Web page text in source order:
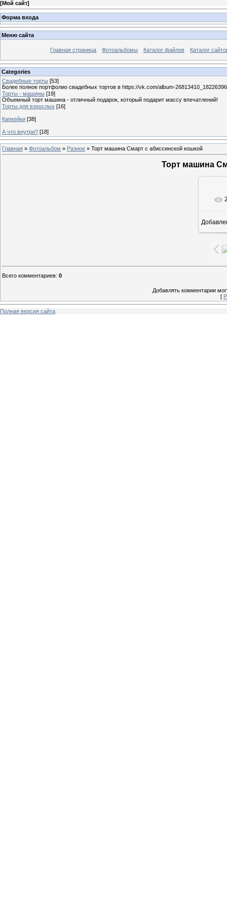
[Мой сайт]
Форма входа
Меню сайта
Главная страница Фотоальбомы Каталог файлов Каталог
Categories
Свадебные торты [53]
Более полное портфолио свадебных тортов в https://vk.com/album-
Торты - машины [19]
Объемный торт машина - отличный подарок, который подарит массу впечатлений!
Торты для взрослых [16]
Капкейки [38]
А что внутри? [18]
Главная » Фотоальбом » Разное » Торт машина Смарт с абиссинской кошкой
Торт машина
Всего комментариев: 0
Добавлять комментарии
[
Полная версия сайта